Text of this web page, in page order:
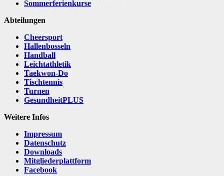
Sommerferienkurse
Abteilungen
Cheersport
Hallenbosseln
Handball
Leichtathletik
Taekwon-Do
Tischtennis
Turnen
GesundheitPLUS
Weitere Infos
Impressum
Datenschutz
Downloads
Mitgliederplattform
Facebook